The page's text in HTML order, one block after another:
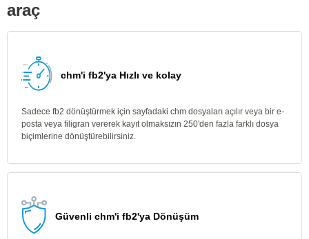
araç
chm'i fb2'ya Hızlı ve kolay
Sadece fb2 dönüştürmek için sayfadaki chm dosyaları açılır veya bir e-
posta veya filigran vererek kayıt olmaksızın 250'den fazla farklı dosya
biçimlerine dönüştürebilirsiniz.
Güvenli chm'i fb2'ya Dönüşüm